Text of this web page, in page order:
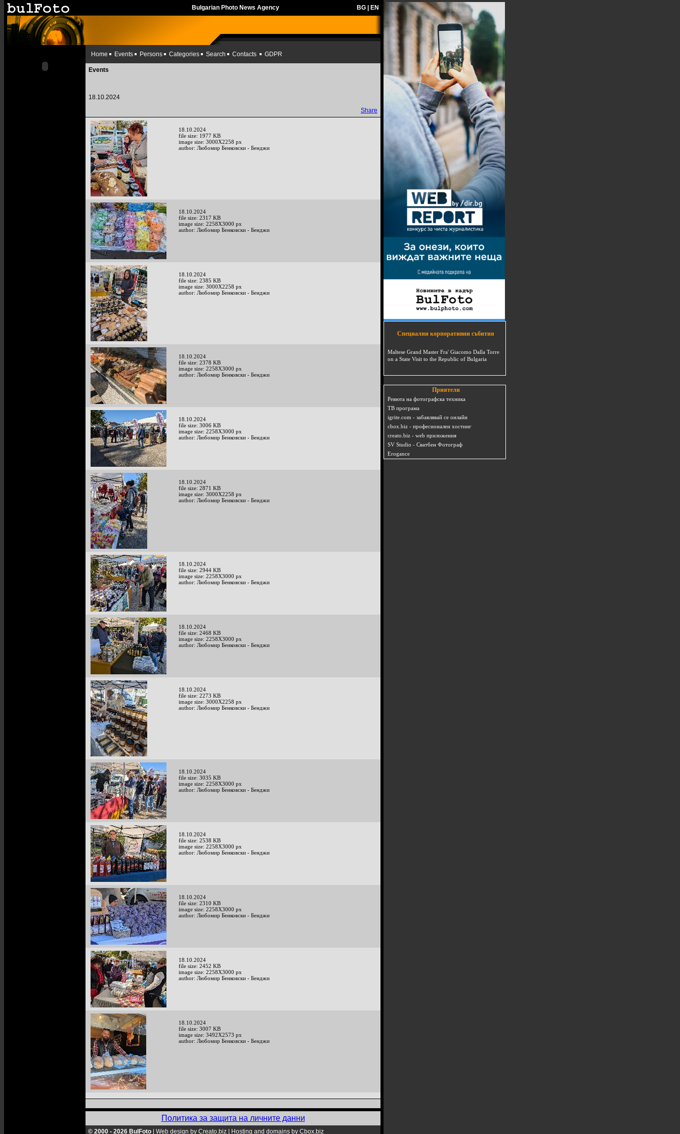
Bulgarian Photo News Agency BG EN
Home Events Persons Categories Search Contacts GDPR
Events
18.10.2024
Share
18.10.2024
file size: 1977 KB
image size: 3000X2258 px
author: Любомир Бенковски - Бенджи
18.10.2024
file size: 2317 KB
image size: 2258X3000 px
author: Любомир Бенковски - Бенджи
18.10.2024
file size: 2385 KB
image size: 3000X2258 px
author: Любомир Бенковски - Бенджи
18.10.2024
file size: 2378 KB
image size: 2258X3000 px
author: Любомир Бенковски - Бенджи
18.10.2024
file size: 3006 KB
image size: 2258X3000 px
author: Любомир Бенковски - Бенджи
18.10.2024
file size: 2871 KB
image size: 3000X2258 px
author: Любомир Бенковски - Бенджи
18.10.2024
file size: 2944 KB
image size: 2258X3000 px
author: Любомир Бенковски - Бенджи
18.10.2024
file size: 2468 KB
image size: 2258X3000 px
author: Любомир Бенковски - Бенджи
18.10.2024
file size: 2273 KB
image size: 3000X2258 px
author: Любомир Бенковски - Бенджи
18.10.2024
file size: 3035 KB
image size: 2258X3000 px
author: Любомир Бенковски - Бенджи
18.10.2024
file size: 2538 KB
image size: 2258X3000 px
author: Любомир Бенковски - Бенджи
18.10.2024
file size: 2310 KB
image size: 2258X3000 px
author: Любомир Бенковски - Бенджи
18.10.2024
file size: 2452 KB
image size: 2258X3000 px
author: Любомир Бенковски - Бенджи
18.10.2024
file size: 3007 KB
image size: 3492X2573 px
author: Любомир Бенковски - Бенджи
Политика за защита на личните данни
© 2000 - 2026 BulFoto Web design by Creato.biz Hosting and domains by Cbox.biz
Специални корпоративни събития
Maltese Grand Master Fra' Giacomo Dalla Torre
on a State Visit to the Republic of Bulgaria
Приятели
Ревюта на фотографска техника
ТВ програма
igrite.com - забавлявай се онлайн
cbox.biz - професионален хостинг
creato.biz - web приложения
SV Studio - Сватбен Фотограф
Erogance